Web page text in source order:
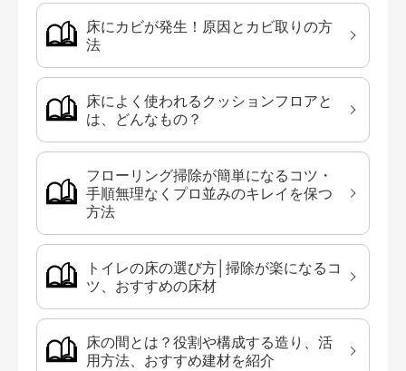
床にカビが発生！原因とカビ取りの方
法
床によく使われるクッションフロアと
は、どんなもの？
フローリング掃除が簡単になるコツ・
手順無理なくプロ並みのキレイを保つ
方法
トイレの床の選び方│掃除が楽になるコ
ツ、おすすめの床材
床の間とは？役割や構成する造り、活
用方法、おすすめ建材を紹介